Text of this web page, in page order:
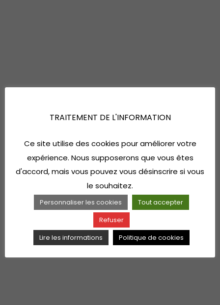
TRAITEMENT DE L'INFORMATION
Ce site utilise des cookies pour améliorer votre
expérience. Nous supposerons que vous êtes
d'accord, mais vous pouvez vous désinscrire si vous
le souhaitez.
Personnaliser les cookies
Tout accepter
Refuser
Lire les informations
Politique de cookies